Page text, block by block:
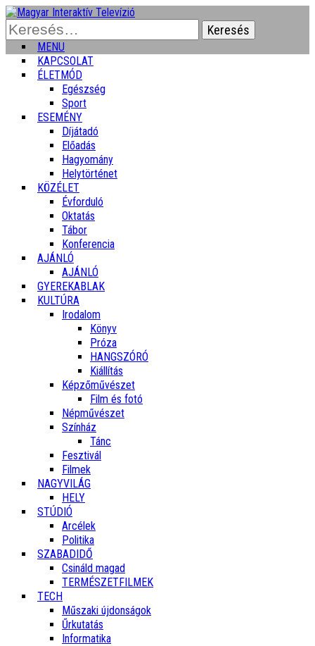
Keresés:
MENU
KAPCSOLAT
ÉLETMÓD
Egészség
Sport
ESEMÉNY
Díjátadó
Előadás
Hagyomány
Helytörténet
KÖZÉLET
Évforduló
Oktatás
Tábor
Konferencia
AJÁNLÓ
AJÁNLÓ
GYEREKABLAK
KULTÚRA
Irodalom
Könyv
Próza
HANGSZÓRÓ
Kiállítás
Képzőművészet
Film és fotó
Népművészet
Színház
Tánc
Fesztivál
Filmek
NAGYVILÁG
HELY
STÚDIÓ
Arcélek
Politika
SZABADIDŐ
Csináld magad
TERMÉSZETFILMEK
TECH
Műszaki újdonságok
Űrkutatás
Informatika